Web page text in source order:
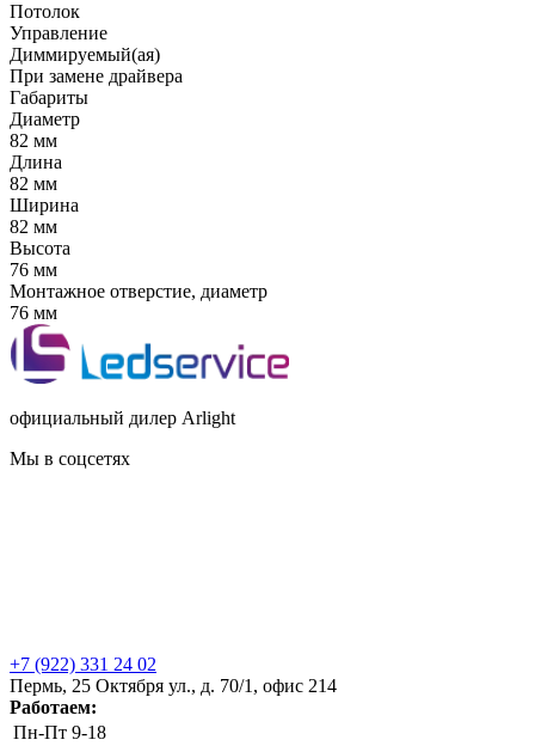
Потолок
Управление
Диммируемый(ая)
При замене драйвера
Габариты
Диаметр
82 мм
Длина
82 мм
Ширина
82 мм
Высота
76 мм
Монтажное отверстие, диаметр
76 мм
официальный дилер Arlight
Мы в соцсетях
+7 (922) 331 24 02
Пермь, 25 Октября ул., д. 70/1, офис 214
Работаем:
Пн-Пт 9-18